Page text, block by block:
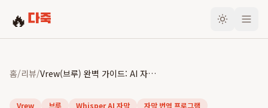
🔥 다죽
홈/리뷰/ Vrew(브루) 완벽 가이드: AI 자막 생성부터 영상 편집까지
Vrew 브루 Whisper AI 자막
자막 번역 프로그램